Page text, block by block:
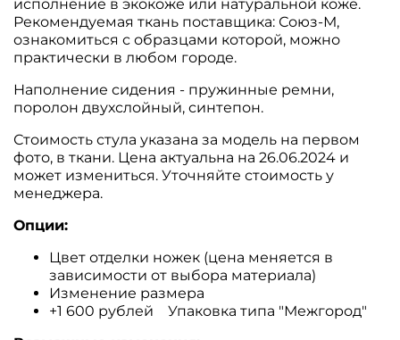
исполнение в экокоже или натуральной коже.
Рекомендуемая ткань поставщика: Союз-М,
ознакомиться с образцами которой, можно
практически в любом городе.
Наполнение сидения - пружинные ремни,
поролон двухслойный, синтепон.
Стоимость стула указана за модель на первом
фото, в ткани. Цена актуальна на 26.06.2024 и
может измениться. Уточняйте стоимость у
менеджера.
Опции:
Цвет отделки ножек (цена меняется в
зависимости от выбора материала)
Изменение размера
+1 600 рублей Упаковка типа "Межгород"